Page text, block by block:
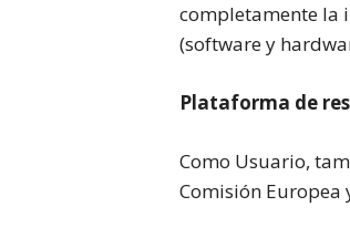
completamente la
(software y
Plataforma de
Como Usuario,
Comisión Europea